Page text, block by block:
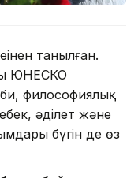
танылған.
ЮНЕСКО
философиялық
әділет және
бүгін де өз